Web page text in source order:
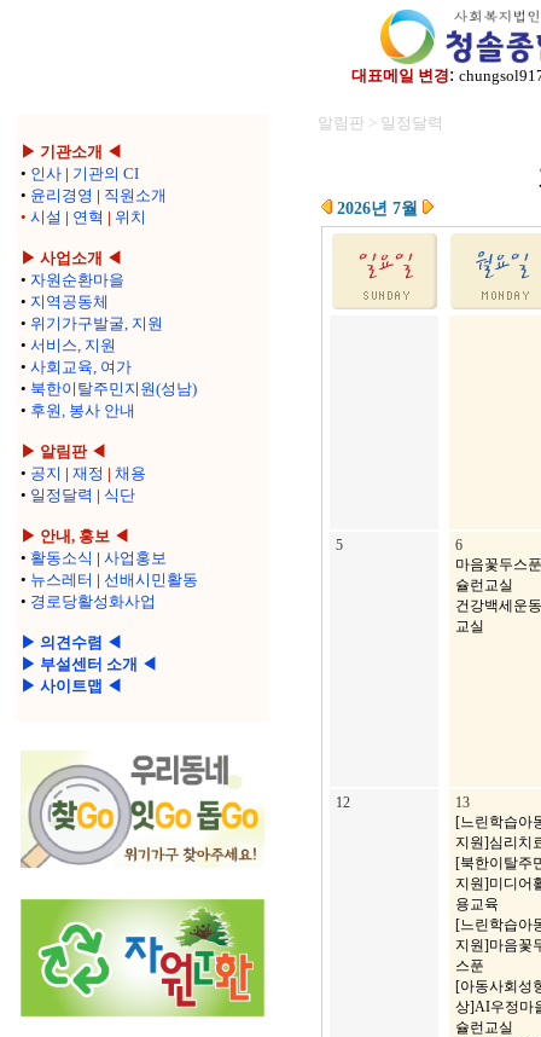
대표메일 변경:
▶ 기관소개 ◀
• 인사 | 기관의 CI
• 윤리경영 | 직원소개
• 시설 | 연혁 | 위치
▶ 사업소개 ◀
• 자원순환마을
• 지역공동체
• 위기가구발굴, 지원
• 서비스, 지원
• 사회교육, 여가
• 북한이탈주민지원(성남)
• 후원, 봉사 안내
▶ 알림판 ◀
• 공지 | 재정 | 채용
• 일정달력 | 식단
▶ 안내, 홍보 ◀
• 활동소식 | 사업홍보
• 뉴스레터 | 선배시민활동
• 경로당활성화사업
▶ 의견수렴 ◀
▶ 부설센터 소개 ◀
▶ 사이트맵 ◀
알림판 > 일정달력
2026년 7월
5
6
마음꽃두스푼
슐런교실
건강백세운동
교실
12
13
[느린학습아
지원]심리치
[북한이탈주
지원]미디어
용교육
[느린학습아
지원]마음꽃
스푼
[아동사회성
상]AI우정마
슐런교실